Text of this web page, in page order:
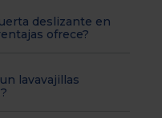
deslizante en
ofrece?
lavavajillas